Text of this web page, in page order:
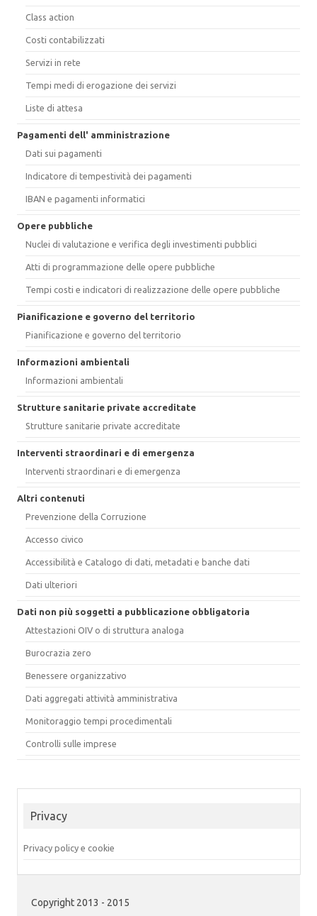
Class action
Costi contabilizzati
Servizi in rete
Tempi medi di erogazione dei servizi
Liste di attesa
Pagamenti dell' amministrazione
Dati sui pagamenti
Indicatore di tempestività dei pagamenti
IBAN e pagamenti informatici
Opere pubbliche
Nuclei di valutazione e verifica degli investimenti pubblici
Atti di programmazione delle opere pubbliche
Tempi costi e indicatori di realizzazione delle opere pubbliche
Pianificazione e governo del territorio
Pianificazione e governo del territorio
Informazioni ambientali
Informazioni ambientali
Strutture sanitarie private accreditate
Strutture sanitarie private accreditate
Interventi straordinari e di emergenza
Interventi straordinari e di emergenza
Altri contenuti
Prevenzione della Corruzione
Accesso civico
Accessibilità e Catalogo di dati, metadati e banche dati
Dati ulteriori
Dati non più soggetti a pubblicazione obbligatoria
Attestazioni OIV o di struttura analoga
Burocrazia zero
Benessere organizzativo
Dati aggregati attività amministrativa
Monitoraggio tempi procedimentali
Controlli sulle imprese
Privacy
Privacy policy e cookie
Copyright 2013 - 2015